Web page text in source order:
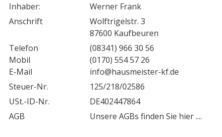
Inhaber:
Werner Frank
Anschrift
Wolftrigelstr. 3
87600 Kaufbeuren
Telefon
Mobil
E-Mail
(08341) 966 30 56
(0170) 554 57 26
info@hausmeister-kf.de
Steuer-Nr.
125/218/02586
USt.-ID-Nr.
DE402447864
AGB
Unsere AGBs finden Sie hier ....